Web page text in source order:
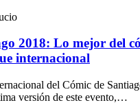
2018: Lo mejor del
internacional
del Cómic de
versión de este evento,…